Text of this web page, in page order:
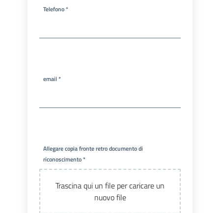
Telefono *
email *
Allegare copia fronte retro documento di
riconoscimento *
Trascina qui un file per caricare un
nuovo file